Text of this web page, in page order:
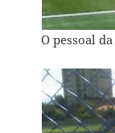
O pessoal da